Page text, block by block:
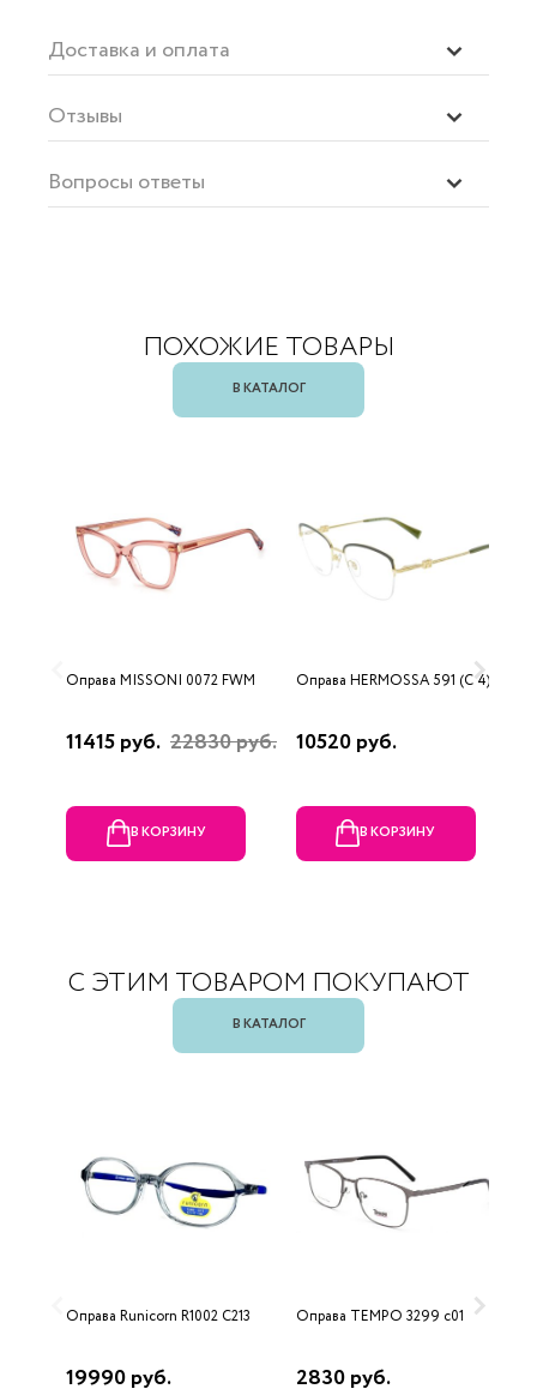
Доставка и оплата
Отзывы
Вопросы ответы
ПОХОЖИЕ ТОВАРЫ
В КАТАЛОГ
Оправа MISSONI 0072 FWM
11415 руб. 22830 руб.
В КОРЗИНУ
Оправа HERMOSSA 591 (C 4)
10520 руб.
В КОРЗИНУ
С ЭТИМ ТОВАРОМ ПОКУПАЮТ
В КАТАЛОГ
Оправа Runicorn R1002 C213
19990 руб.
Оправа ТЕМРО 3299 c01
2830 руб.